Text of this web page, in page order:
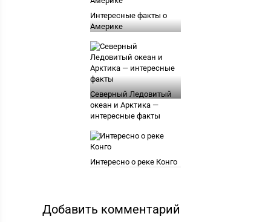
Интересные факты о
Америке
Северный Ледовитый
океан и Арктика —
интересные факты
Интересно о реке Конго
Добавить комментарий